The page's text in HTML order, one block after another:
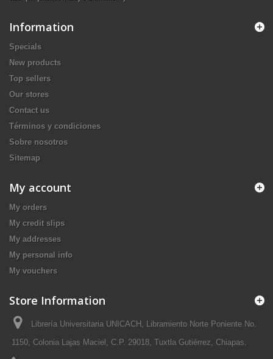
Information
Specials
New products
Top sellers
Our stores
Contact us
Términos y condiciones
Sobre nosotros
Sitemap
My account
My orders
My credit slips
My addresses
My personal info
My vouchers
Store Information
Librería Universitaria UNICACH, Libramiento Norte Poniente No.
1150, Colonia Lajas Maciel, C.P. 29018, Tuxtla Gutiérrez, Chiapas.